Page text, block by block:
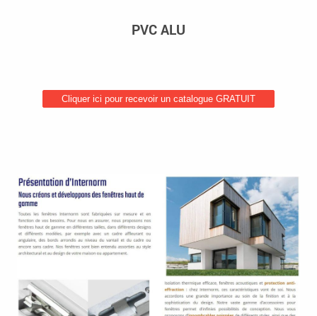
PVC ALU
Cliquer ici pour recevoir un catalogue GRATUIT